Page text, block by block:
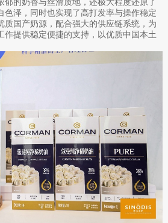
色泽，同时也实现了高打发率与操作稳定
质国产奶源，配合强大的供应链系统，为
作提供稳定便捷的支持，以优质中国本土